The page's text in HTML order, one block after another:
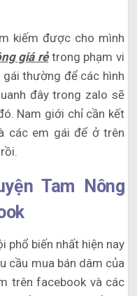
kiếm được cho mình
giá rẻtrong phạm vi
thường để các hình
đây trong zalo sẽ
Nam giới chỉ cần kết
các em gái để ở trên
Tam Nông
phổ biến nhất hiện nay
cầu mua bán dâm của
trên facebook và các